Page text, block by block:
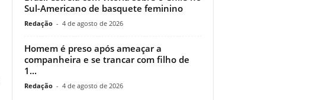
Sul-Americano de basquete feminino
Redação - 4 de agosto de 2026
Homem é preso após ameaçar a
companheira e se trancar com filho de
1...
Redação - 4 de agosto de 2026